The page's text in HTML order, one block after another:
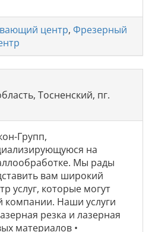
центр, Фрезерный
Тосненский, пг.
Групп,
на
Мы рады
вам широкий
услуг, которые могут
Наши услуги
резка и лазерная
материалов •